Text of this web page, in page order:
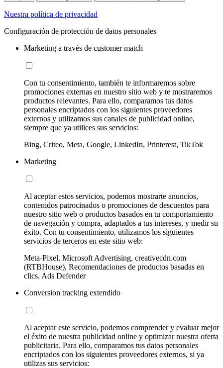
Nuestra política de privacidad
Configuración de protección de datos personales
Marketing a través de customer match
Con tu consentimiento, también te informaremos sobre
promociones externas en nuestro sitio web y te mostraremos
productos relevantes. Para ello, comparamos tus datos
personales encriptados con los siguientes proveedores
externos y utilizamos sus canales de publicidad online,
siempre que ya utilices sus servicios:
Bing, Criteo, Meta, Google, LinkedIn, Printerest, TikTok
Marketing
Al aceptar estos servicios, podemos mostrarte anuncios,
contenidos patrocinados o promociones de descuentos para
nuestro sitio web o productos basados en tu comportamiento
de navegación y compra, adaptados a tus intereses, y medir su
éxito. Con tu consentimiento, utilizamos los siguientes
servicios de terceros en este sitio web:
Meta-Pixel, Microsoft Advertising, creativecdn.com
(RTBHouse), Recomendaciones de productos basadas en
clics, Ads Defender
Conversion tracking extendido
Al aceptar este servicio, podemos comprender y evaluar mejor
el éxito de nuestra publicidad online y optimizar nuestra oferta
publicitaria. Para ello, comparamos tus datos personales
encriptados con los siguientes proveedores externos, si ya
utilizas sus servicios: